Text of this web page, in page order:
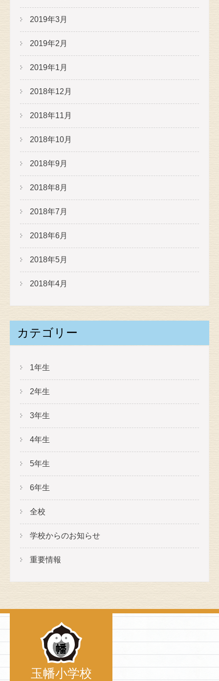
2019年3月
2019年2月
2019年1月
2018年12月
2018年11月
2018年10月
2018年9月
2018年8月
2018年7月
2018年6月
2018年5月
2018年4月
カテゴリー
1年生
2年生
3年生
4年生
5年生
6年生
全校
学校からのお知らせ
重要情報
玉幡小学校